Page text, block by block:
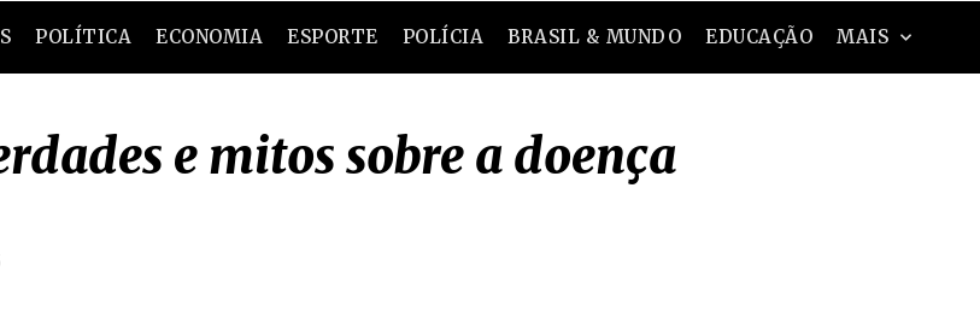
POLÍTICA ECONOMIA ESPORTE POLÍCIA BRASIL & MUNDO EDUCAÇÃO MAIS
e mitos sobre a doença